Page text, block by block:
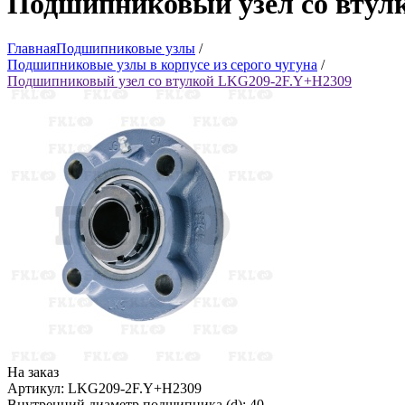
ГлавнаяПодшипниковые узлы /
Подшипниковые узлы в корпусе из серого чугуна /
Подшипниковый узел со втулкой LKG209-2F.Y+H2309
На заказ
Артикул: LKG209-2F.Y+H2309